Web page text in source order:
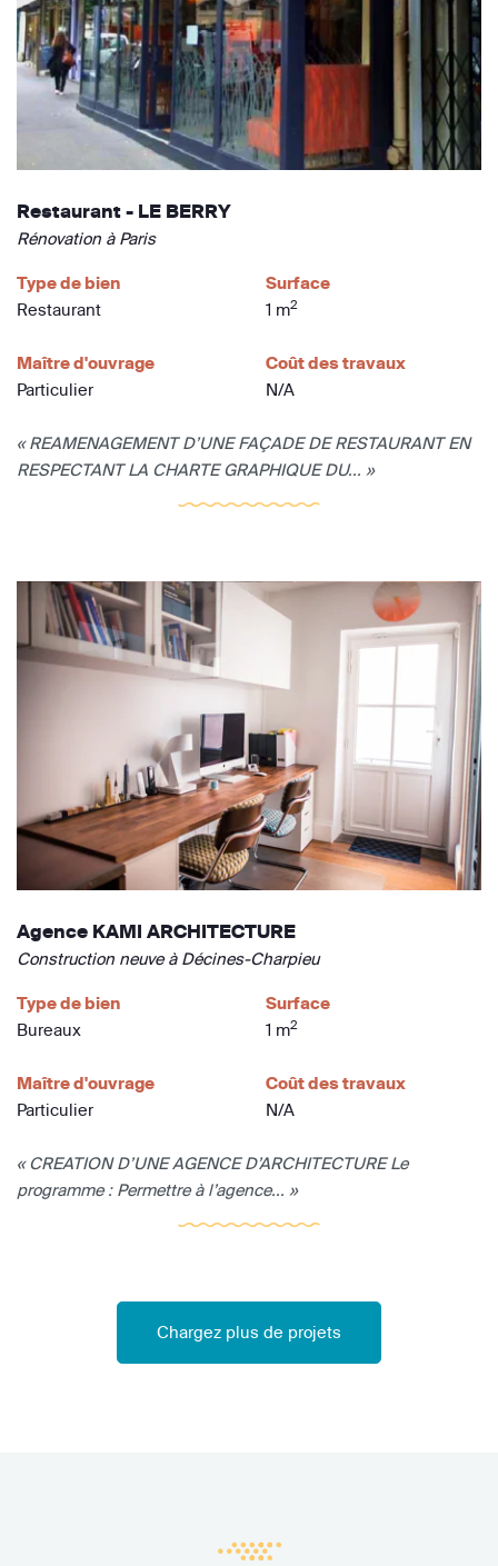
Restaurant - LE BERRY
Rénovation à Paris
Type de bien
Restaurant
Surface
1 m2
Maître d'ouvrage
Particulier
Coût des travaux
N/A
« REAMENAGEMENT D’UNE FAÇADE DE RESTAURANT EN
RESPECTANT LA CHARTE GRAPHIQUE DU... »
Agence KAMI ARCHITECTURE
Construction neuve à Décines-Charpieu
Type de bien
Bureaux
Surface
1 m2
Maître d'ouvrage
Particulier
Coût des travaux
N/A
« CREATION D’UNE AGENCE D’ARCHITECTURE Le
programme : Permettre à l’agence... »
Chargez plus de projets